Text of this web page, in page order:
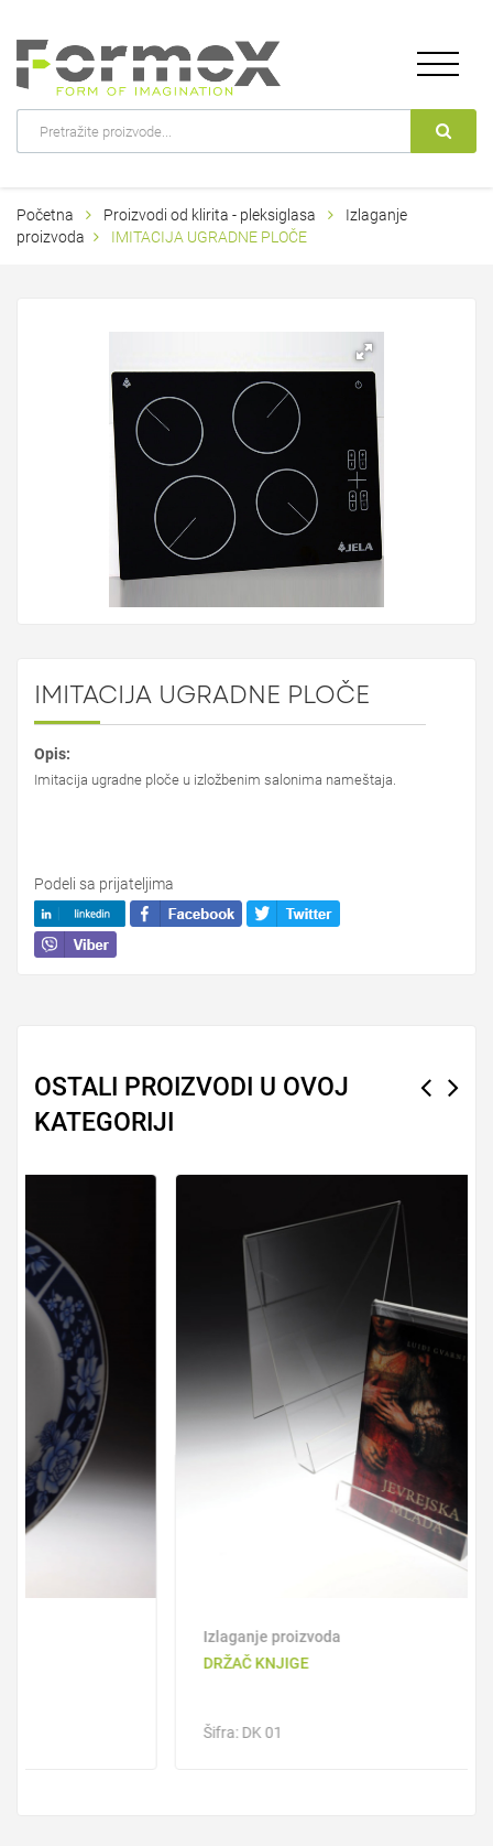
Početna Proizvodi od klirita - pleksiglasa
Izlaganje
proizvoda
IMITACIJA UGRADNE PLOČE
IMITACIJA UGRADNE PLOČE
Opis:
Imitacija ugradne ploče u izložbenim salonima nameštaja.
Podeli sa prijateljima
OSTALI PROIZVODI U OVOJ
KATEGORIJI